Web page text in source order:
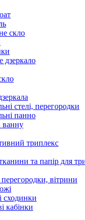
скло
дзеркало
стелі, перегородки
панно
триплекс
та папір для
перегородки, вітрини
сходинки
кабінки